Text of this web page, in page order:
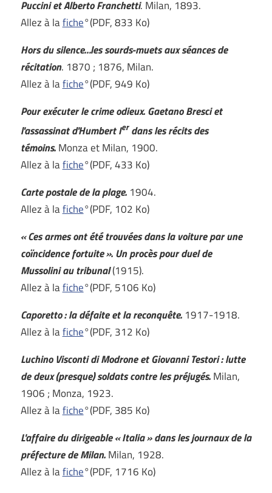
Puccini et Alberto Franchetti. Milan, 1893.
Allez à lafiche°(PDF, 833 Ko)
Hors du silence…les sourds-muets aux séances de
récitation. 1870 ; 1876, Milan.
Allez à lafiche°(PDF, 949 Ko)
Pour exécuter le crime odieux. Gaetano Bresci et
l'assassinat d'Humbert Ierdans les récits des
témoins.Monza et Milan, 1900.
Allez à lafiche°(PDF, 433 Ko)
Carte postale de la plage.1904.
Allez à lafiche°(PDF, 102 Ko)
« Ces armes ont été trouvées dans la voiture par une
coïncidence fortuite ». Un procès pour duel de
Mussolini au tribunal(1915).
Allez à lafiche°(PDF, 5106 Ko)
Caporetto : la défaite et la reconquête.1917-1918.
Allez à lafiche°(PDF, 312 Ko)
Luchino Visconti di Modrone et Giovanni Testori : lutte
de deux (presque) soldats contre les préjugés.Milan,
1906 ; Monza, 1923.
Allez à lafiche°(PDF, 385 Ko)
L'affaire du dirigeable « Italia » dans les journaux de la
préfecture de Milan.Milan, 1928.
Allez à lafiche°(PDF, 1716 Ko)